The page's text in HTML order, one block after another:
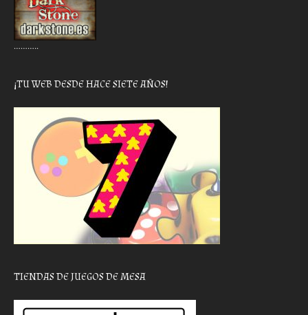
………..
¡TU WEB DESDE HACE SIETE AÑOS!
TIENDAS DE JUEGOS DE MESA